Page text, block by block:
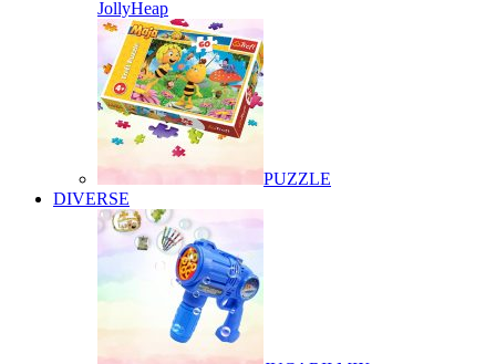
JollyHeap
PUZZLE
DIVERSE